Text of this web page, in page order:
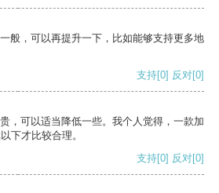
般，可以再提升一下，比如能够支持更多地
支持[0] 反对[0]
，可以适当降低一些。我个人觉得，一款加
下才比较合理。
支持[0] 反对[0]